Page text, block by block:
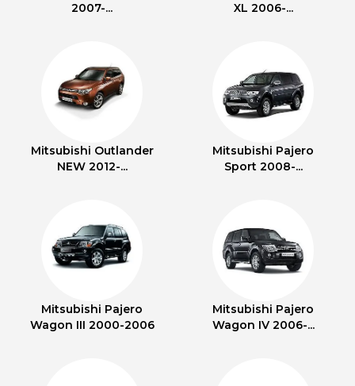
2007-...
XL 2006-...
Mitsubishi Outlander
NEW 2012-...
Mitsubishi Pajero
Sport 2008-...
Mitsubishi Pajero
Wagon III 2000-2006
Mitsubishi Pajero
Wagon IV 2006-...